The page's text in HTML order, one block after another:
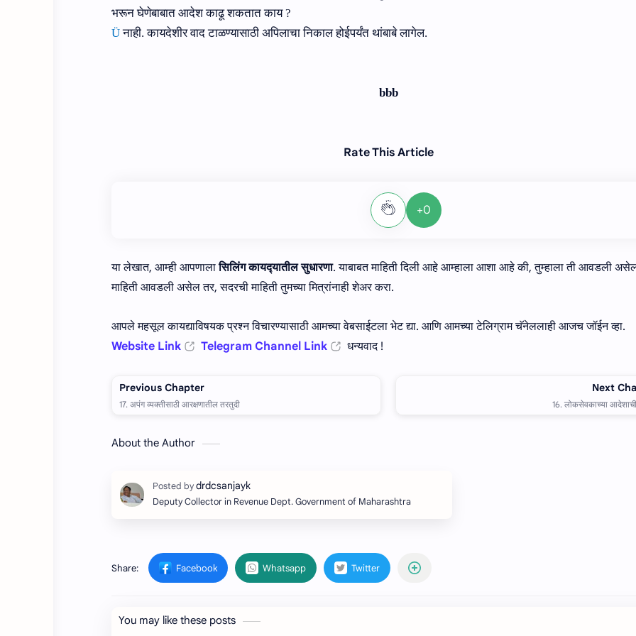
भरून घेणेबाबात आदेश काढू शकतात काय?
Ü नाही.कायदेशीर वाद टाळण्‍यासाठी अपिलाचा निकाल होईपर्यंत थांबाबेलागेल.
bbb
Rate This Article
+0
या लेखात, आम्ही आपणालासिलिंग कायद्‍यातील सुधारणा. याबाबत माहिती दिली आहे आम्हाला आशा आहे की, तुम्हाला ती आवडली
माहिती आवडली असेल तर, सदरची माहिती तुमच्या मित्रांनाही शेअर करा.
आपले महसूल कायद्याविषयक प्रश्न विचारण्यासाठी आमच्या वेबसाईटला भेट द्या. आणि आमच्या टेलिग्राम चॅनेललाही आजच जॉईन व्हा.
Website Link
Telegram Channel Link धन्यवाद !
About the Author
Deputy Collector in Revenue Dept. Government of Maharashtra
You may like these posts